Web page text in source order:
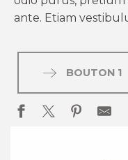
ante. Etiam
BOUTON 1